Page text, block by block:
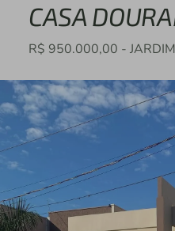
CASA
R$ 950.000,00 -